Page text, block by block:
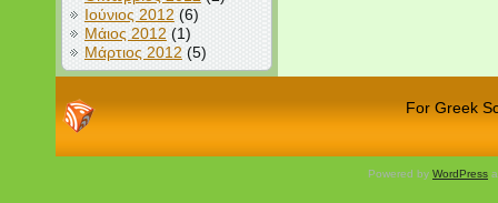
Ιούνιος 2012 (6)
Μάιος 2012 (1)
Μάρτιος 2012 (5)
For Greek
Powered by WordPress